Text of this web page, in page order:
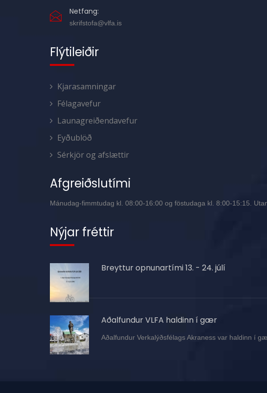
Netfang:
skrifstofa@vlfa.is
Flýtileiðir
Kjarasamningar
Félagavefur
Launagreiðendavefur
Eyðublöð
Sérkjör og afslættir
Afgreiðslutími
Mánudag-fimmtudag kl. 08:00-16:00 og föstudaga kl. 8:00-15:15.
Nýjar fréttir
Breyttur opnunartími 13. - 24. júlí
Aðalfundur VLFA haldinn í gær
Aðalfundur Verkalýðsfélags Akraness var haldinn í